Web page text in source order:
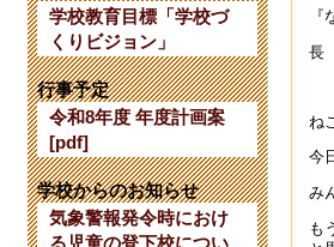
学校教育目標「学校づ
くりビジョン」
行事予定
令和8年度 年度計画案
[pdf]
学校からのお知らせ
気象警報発令時におけ
る児童の登下校につい
ね
今
み
も